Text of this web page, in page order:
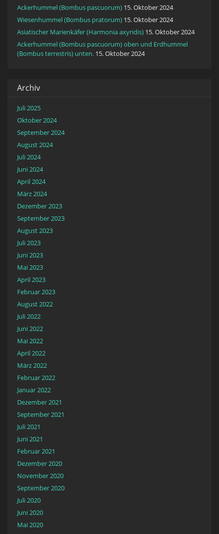
Ackerhummel (Bombus pascuorum) 15. Oktober 2024
Wiesenhummel (Bombus pratorum) 15. Oktober 2024
Asiatischer Marienkäfer (Harmonia axyridis) 15. Oktober 2024
Ackerhummel (Bombus pascuorum) oben und Erdhummel
(Bombus terrestris) unten. 15. Oktober 2024
Archiv
Juli 2025
Oktober 2024
September 2024
August 2024
Juli 2024
Juni 2024
April 2024
März 2024
Dezember 2023
September 2023
August 2023
Juli 2023
Juni 2023
Mai 2023
April 2023
Februar 2023
August 2022
Juli 2022
Juni 2022
Mai 2022
April 2022
März 2022
Februar 2022
Januar 2022
Dezember 2021
September 2021
Juli 2021
Juni 2021
Februar 2021
Dezember 2020
November 2020
September 2020
Juli 2020
Juni 2020
Mai 2020